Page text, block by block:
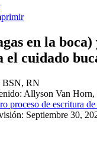
en la boca)
el cuidado
BSN, RN
Allyson Van Horn,
proceso de escritura
Septiembre 30,